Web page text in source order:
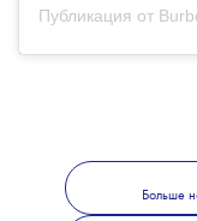
Публикация от
Больше